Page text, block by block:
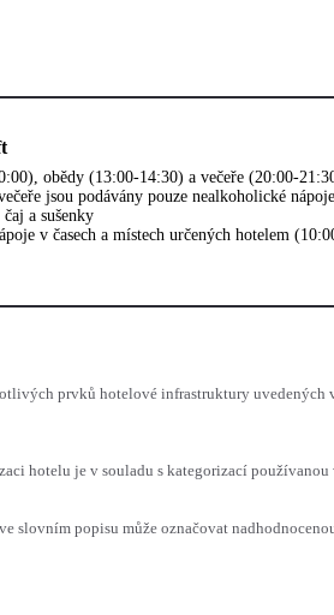
obědy (13:00-14:30) a večeře (20:00-
jsou podávány pouze nealkoholické nápoje
a sušenky
v časech a místech určených hotelem
prvků hotelové infrastruktury uvedených
hotelu je v souladu s kategorizací
slovním popisu může označovat